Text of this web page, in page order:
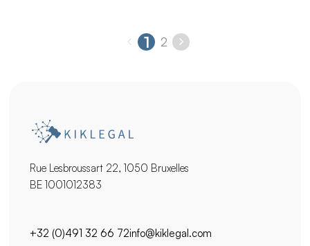
1 2
Rue Lesbroussart 22, 1050 Bruxelles
BE 1001012383
+32 (0)491 32 66 72info@kiklegal.com